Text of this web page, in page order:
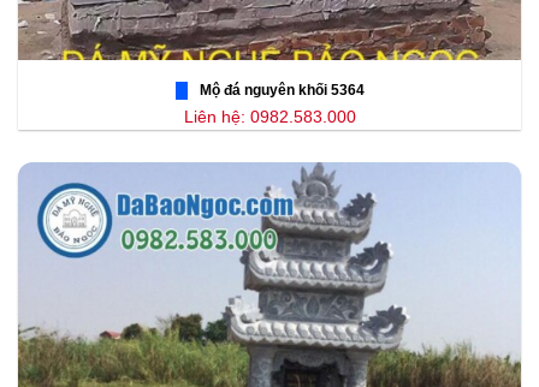
Mộ đá nguyên khối 5364
Liên hệ: 0982.583.000